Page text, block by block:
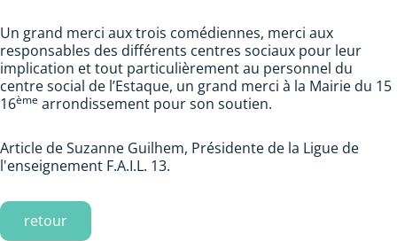
Un grand merci aux trois comédiennes, merci aux
responsables des différents centres sociaux pour leur
implication et tout particulièrement au personnel du
centre social de l’Estaque, un grand merci à la Mairie du 15
16ème arrondissement pour son soutien.
Article de Suzanne Guilhem, Présidente de la Ligue de
l'enseignement F.A.I.L. 13.
retour